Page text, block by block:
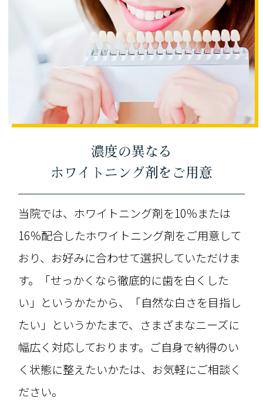
濃度の異なる
ホワイトニング剤をご用意
当院では、ホワイトニング剤を10％または
16％配合したホワイトニング剤をご用意して
おり、お好みに合わせて選択していただけま
す。「せっかくなら徹底的に歯を白くした
い」というかたから、「自然な白さを目指し
たい」というかたまで、さまざまなニーズに
幅広く対応しております。ご自身で納得のい
く状態に整えたいかたは、お気軽にご相談く
ださい。